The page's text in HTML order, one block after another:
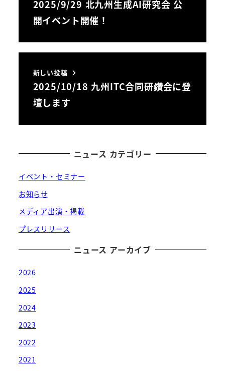
2025/9/29 北九州生成AI研究会 公
開イベント開催！
新しい投稿
2025/10/18 九州ITC合同研鑽会に登
壇します
ニュース カテゴリー
イベント・セミナー
お知らせ
メディア出演・掲載
プレスリリース
ニュース アーカイブ
2026
2025
2024
2023
2022
2021